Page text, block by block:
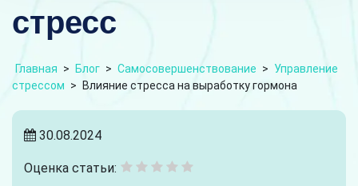
стресс
Главная > Блог > Самосовершенствование > Управление
стрессом > Влияние стресса на выработку гормона
30.08.2024
Оценка статьи: